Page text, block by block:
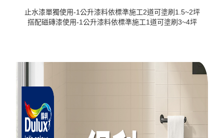
止水漆單獨使用-1公升漆料依標準施工2道可塗刷1.5~2坪
搭配磁磚漆使用-1公升漆料依標準施工1道可塗刷3~4坪